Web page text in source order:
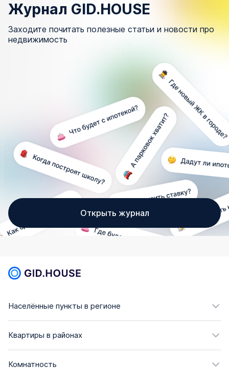
Журнал GID.HOUSE
Заходите почитать полезные статьи и новости про
недвижимость
Открыть журнал
Населённые пункты в регионе
Квартиры в районах
Комнатность